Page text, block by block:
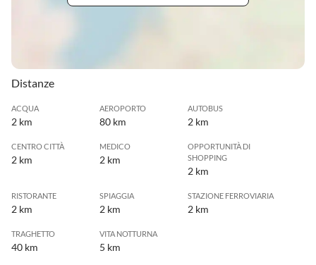
Distanze
ACQUA
2 km
AEROPORTO
80 km
AUTOBUS
2 km
CENTRO CITTÀ
2 km
MEDICO
2 km
OPPORTUNITÀ DI
SHOPPING
2 km
RISTORANTE
2 km
SPIAGGIA
2 km
STAZIONE FERROVIARIA
2 km
TRAGHETTO
40 km
VITA NOTTURNA
5 km